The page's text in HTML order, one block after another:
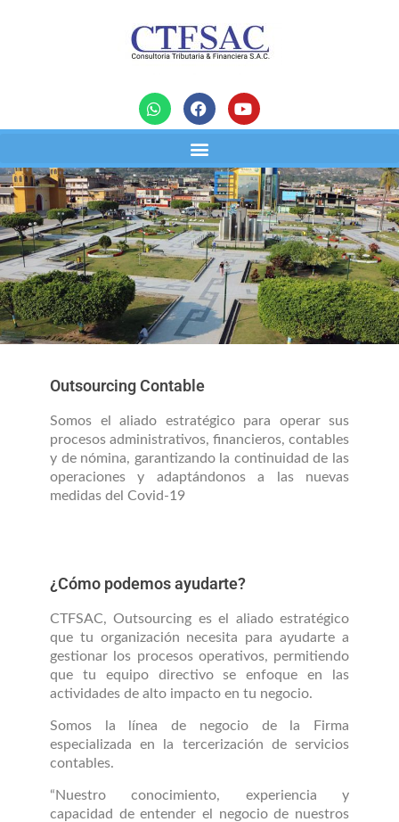
Outsourcing Contable
Somos el aliado estratégico para operar sus
procesos administrativos, financieros, contables
y de nómina, garantizando la continuidad de las
operaciones y adaptándonos a las nuevas
medidas del Covid-19
¿Cómo podemos ayudarte?
CTFSAC, Outsourcing es el aliado estratégico
que tu organización necesita para ayudarte a
gestionar los procesos operativos, permitiendo
que tu equipo directivo se enfoque en las
actividades de alto impacto en tu negocio.
Somos la línea de negocio de la Firma
especializada en la tercerización de servicios
contables.
“Nuestro conocimiento, experiencia y
capacidad de entender el negocio de nuestros